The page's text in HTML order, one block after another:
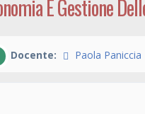
E Gestione
Docente: Paola Paniccia